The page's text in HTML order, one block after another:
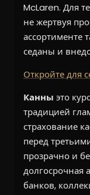
McLaren. Для
не жертвуя
ассортименте
седаны и
Откройте для
Канны это
традицией
страхование
перед
прозрачно и
долгосрочная
банков,